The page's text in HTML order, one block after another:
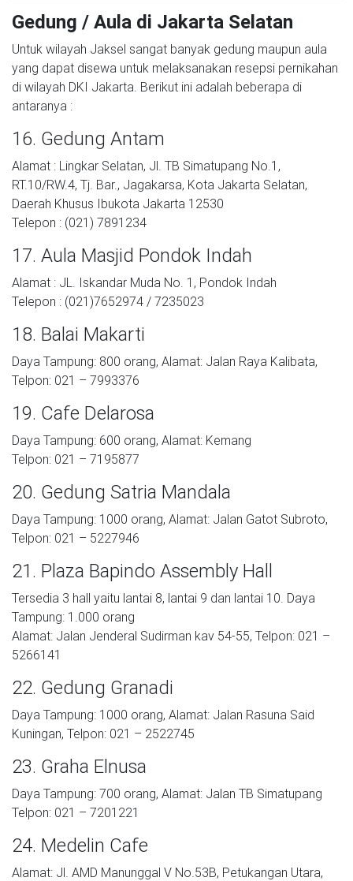
Gedung / Aula di Jakarta Selatan
Untuk wilayah Jaksel sangat banyak gedung maupun aula
yang dapat disewa untuk melaksanakan resepsi pernikahan
di wilayah DKI Jakarta. Berikut ini adalah beberapa di
antaranya :
16. Gedung Antam
Alamat : Lingkar Selatan, Jl. TB Simatupang No.1,
RT.10/RW.4, Tj. Bar., Jagakarsa, Kota Jakarta Selatan,
Daerah Khusus Ibukota Jakarta 12530
Telepon : (021) 7891234
17. Aula Masjid Pondok Indah
Alamat : JL. Iskandar Muda No. 1, Pondok Indah
Telepon : (021)7652974 / 7235023
18. Balai Makarti
Daya Tampung: 800 orang, Alamat: Jalan Raya Kalibata,
Telpon: 021 – 7993376
19. Cafe Delarosa
Daya Tampung: 600 orang, Alamat: Kemang
Telpon: 021 – 7195877
20. Gedung Satria Mandala
Daya Tampung: 1000 orang, Alamat: Jalan Gatot Subroto,
Telpon: 021 – 5227946
21. Plaza Bapindo Assembly Hall
Tersedia 3 hall yaitu lantai 8, lantai 9 dan lantai 10. Daya
Tampung: 1.000 orang
Alamat: Jalan Jenderal Sudirman kav 54-55, Telpon: 021 –
5266141
22. Gedung Granadi
Daya Tampung: 1000 orang, Alamat: Jalan Rasuna Said
Kuningan, Telpon: 021 – 2522745
23. Graha Elnusa
Daya Tampung: 700 orang, Alamat: Jalan TB Simatupang
Telpon: 021 – 7201221
24. Medelin Cafe
Alamat: Jl. AMD Manunggal V No.53B, Petukangan Utara,